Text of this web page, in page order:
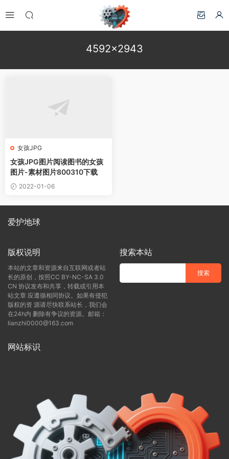
4592×2943
女孩JPG
女孩JPG图片阅读图书的女孩
图片-素材图片800310下载
2022-01-06
爱护地球
版权说明
本站的文章和资源来自互联网或者站
长的原创，按照CC BY-NC-SA 3.0
CN 协议发布和共享，转载或引用本
站文章 应遵循相同协议。如果有侵犯
版权的资 源请尽快联系站长，我们会
在24h内 删除有争议的资源。邮箱：
lianzhi0000@163.com
搜索本站
网站标识